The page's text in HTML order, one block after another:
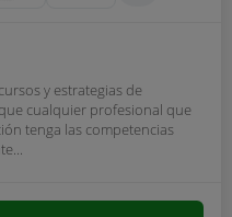
y estrategias de
cualquier profesional que
tenga las competencias